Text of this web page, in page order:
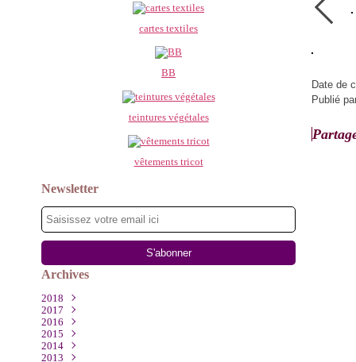
cartes textiles
BB
teintures végétales
vêtements tricot
Newsletter
Archives
2018
Mars
2017
Décembre
Août
Juillet
Mai(1)
2016
Novembre
Octobre
Septembre
2015
Décembre
Octobre
2014
Décembre
2013
Date de
Publié